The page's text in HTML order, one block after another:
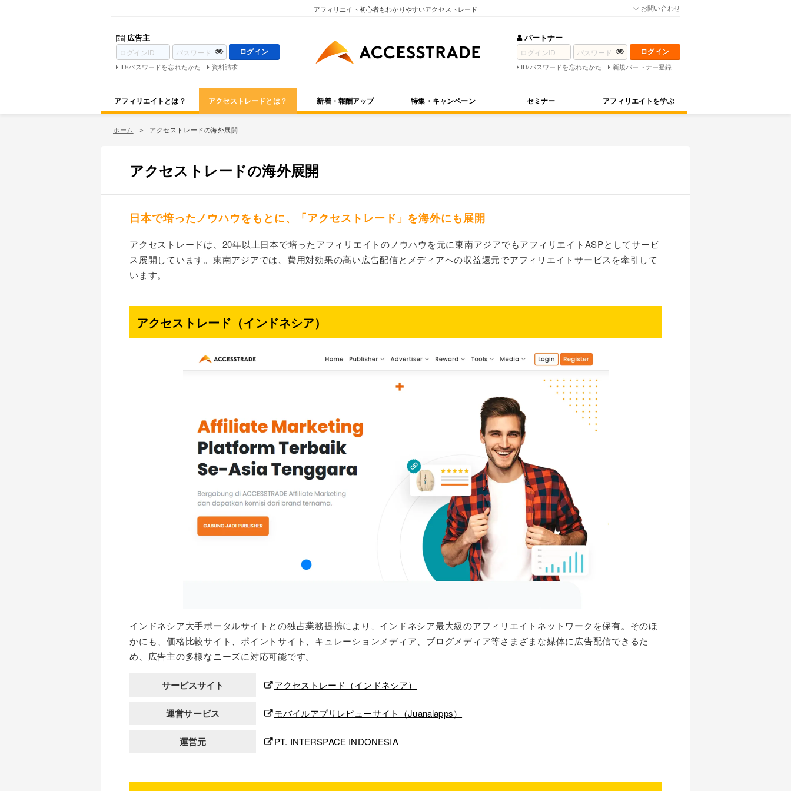
アフィリエイト初心者もわかりやすいアクセストレード お問い合わせ
広告主
ID/パスワードを忘れたかた 資料請求
パートナー
ID/パスワードを忘れたかた 新規パートナー登録
アフィリエイトとは？ アクセストレードとは？ 新着・報酬アップ 特集・キャンペーン セミナー アフィリエイトを学ぶ
ホーム アクセストレードの海外展開
アクセストレードの海外展開
日本で培ったノウハウをもとに、「アクセストレード」を海外にも展開
アクセストレードは、20年以上日本で培ったアフィリエイトのノウハウを元に東南アジアでもアフィリエイトASPとしてサービ
ス展開しています。東南アジアでは、費用対効果の高い広告配信とメディアへの収益還元でアフィリエイトサービスを牽引して
います。
アクセストレード（インドネシア）
インドネシア大手ポータルサイトとの独占業務提携により、インドネシア最大級のアフィリエイトネットワークを保有。そのほ
かにも、価格比較サイト、ポイントサイト、キュレーションメディア、ブログメディア等さまざまな媒体に広告配信できるた
め、広告主の多様なニーズに対応可能です。
サービスサイト アクセストレード（インドネシア）
運営サービス モバイルアプリレビューサイト（Juanalapps）
運営元 PT. INTERSPACE INDONESIA